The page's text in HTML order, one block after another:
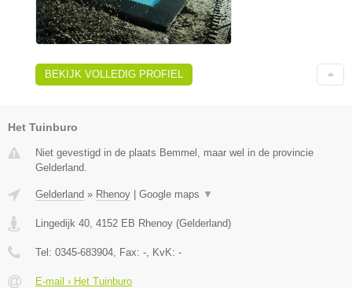
BEKIJK VOLLEDIG PROFIEL
Het Tuinburo
Niet gevestigd in de plaats Bemmel, maar wel in de provincie
Gelderland.
Gelderland » Rhenoy Google maps ▼
Lingedijk 40 4152 EB Rhenoy (Gelderland)
Tel: 0345-683904 , Fax: - , KvK: -
E-mail › Het Tuinburo